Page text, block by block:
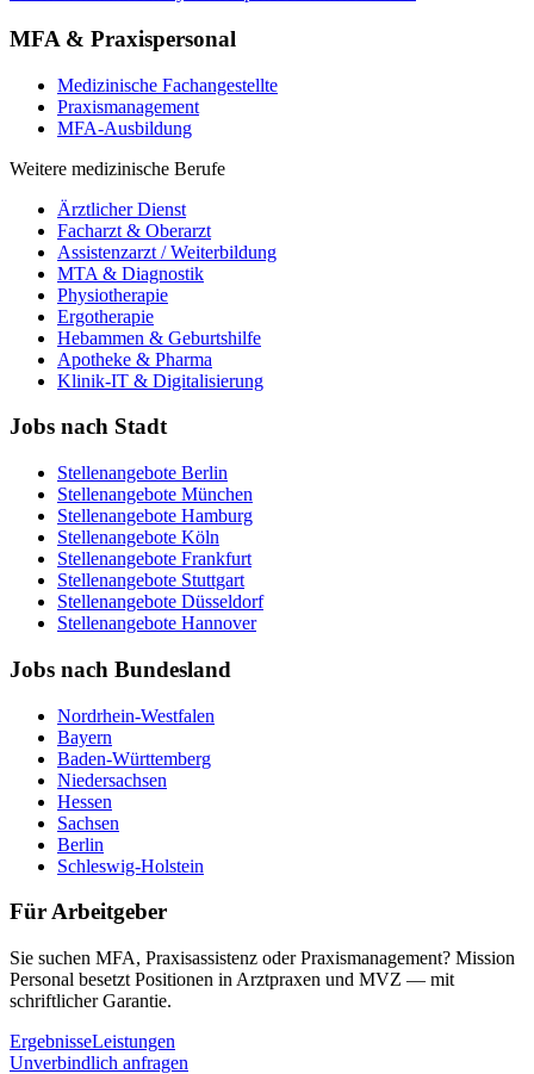
MFA & Praxispersonal
Medizinische Fachangestellte
Praxismanagement
MFA-Ausbildung
Weitere medizinische Berufe
Ärztlicher Dienst
Facharzt & Oberarzt
Assistenzarzt / Weiterbildung
MTA & Diagnostik
Physiotherapie
Ergotherapie
Hebammen & Geburtshilfe
Apotheke & Pharma
Klinik-IT & Digitalisierung
Jobs nach Stadt
Stellenangebote Berlin
Stellenangebote München
Stellenangebote Hamburg
Stellenangebote Köln
Stellenangebote Frankfurt
Stellenangebote Stuttgart
Stellenangebote Düsseldorf
Stellenangebote Hannover
Jobs nach Bundesland
Nordrhein-Westfalen
Bayern
Baden-Württemberg
Niedersachsen
Hessen
Sachsen
Berlin
Schleswig-Holstein
Für Arbeitgeber
Sie suchen MFA, Praxisassistenz oder Praxismanagement? Mission
Personal besetzt Positionen in Arztpraxen und MVZ — mit
schriftlicher Garantie.
ErgebnisseLeistungen
Unverbindlich anfragen